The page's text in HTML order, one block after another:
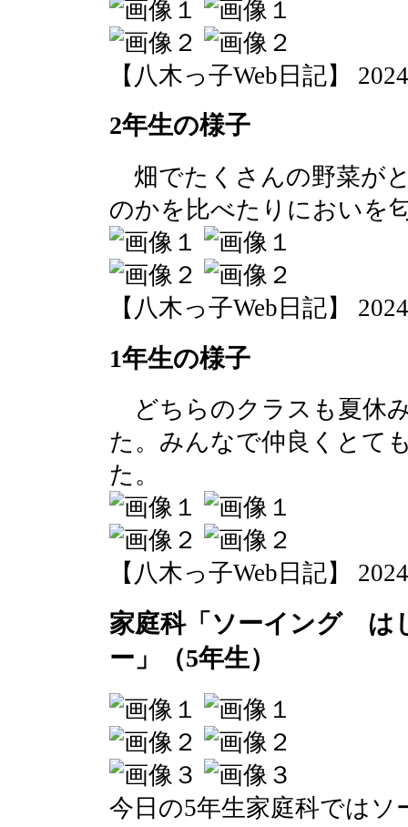
【八木っ子Web日記】
2年生の様子
畑でたくさんの野菜が
のかを比べたりにおいを
【八木っ子Web日記】
1年生の様子
どちらのクラスも夏休
た。みんなで仲良くとて
た。
【八木っ子Web日記】
家庭科「ソーイング は
ー」（5年生）
今日の5年生家庭科では